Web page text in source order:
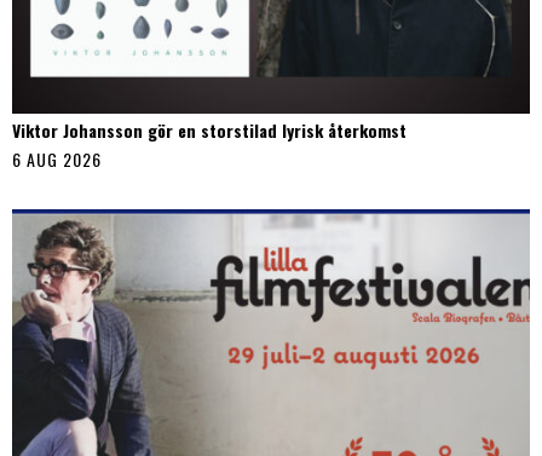
Viktor Johansson gör en storstilad lyrisk återkomst
6 AUG 2026